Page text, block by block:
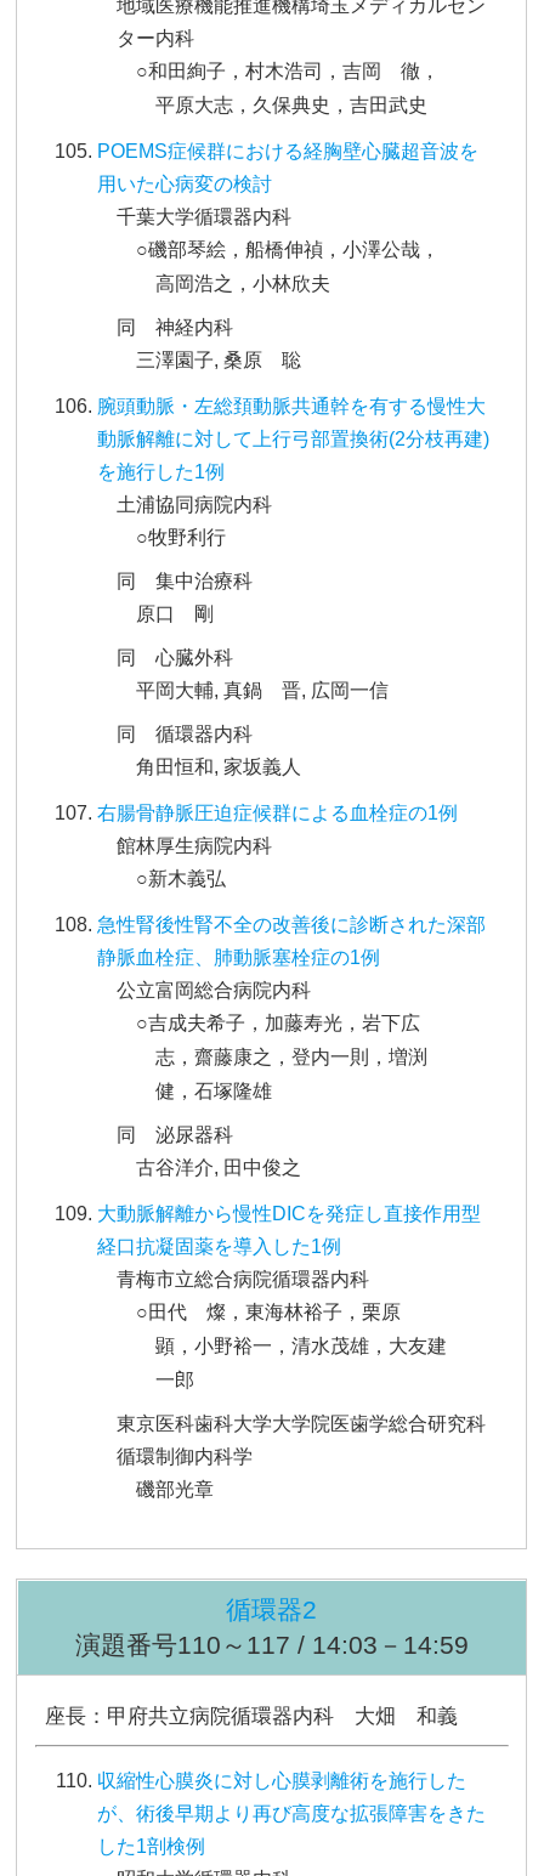
地域医療機能推進機構埼玉メディカルセン
ター内科
○和田絢子，村木浩司，吉岡 徹，
平原大志，久保典史，吉田武史
POEMS症候群における経胸壁心臓超音波を
用いた心病変の検討
千葉大学循環器内科
○磯部琴絵，船橋伸禎，小澤公哉，
高岡浩之，小林欣夫
同 神経内科
三澤園子, 桑原 聡
腕頭動脈・左総頚動脈共通幹を有する慢性大
動脈解離に対して上行弓部置換術(2分枝再建)
を施行した1例
土浦協同病院内科
○牧野利行
同 集中治療科
原口 剛
同 心臓外科
平岡大輔, 真鍋 晋, 広岡一信
同 循環器内科
角田恒和, 家坂義人
右腸骨静脈圧迫症候群による血栓症の1例
館林厚生病院内科
○新木義弘
急性腎後性腎不全の改善後に診断された深部
静脈血栓症、肺動脈塞栓症の1例
公立富岡総合病院内科
○吉成夫希子，加藤寿光，岩下広
志，齋藤康之，登内一則，増渕
健，石塚隆雄
同 泌尿器科
古谷洋介, 田中俊之
大動脈解離から慢性DICを発症し直接作用型
経口抗凝固薬を導入した1例
青梅市立総合病院循環器内科
○田代 燦，東海林裕子，栗原
顕，小野裕一，清水茂雄，大友建
一郎
東京医科歯科大学大学院医歯学総合研究科
循環制御内科学
磯部光章
循環器2
演題番号110～117 / 14:03－14:59
座長：甲府共立病院循環器内科 大畑 和義
収縮性心膜炎に対し心膜剥離術を施行した
が、術後早期より再び高度な拡張障害をきた
した1剖検例